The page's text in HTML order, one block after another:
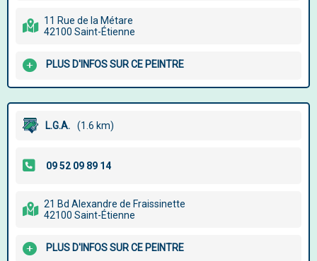
11 Rue de la Métare
42100 Saint-Étienne
PLUS D'INFOS SUR CE PEINTRE
L.G.A. (1.6 km)
21 Bd Alexandre de Fraissinette
42100 Saint-Étienne
PLUS D'INFOS SUR CE PEINTRE